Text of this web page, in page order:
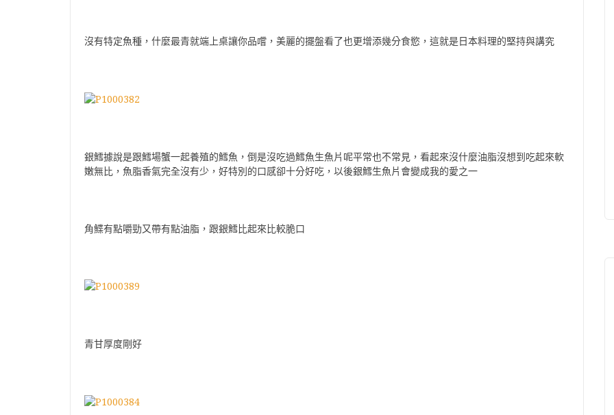
沒有特定魚種，什麼最青就端上桌讓你品嚐，美麗的擺盤看了也更增添幾分食慾，這就是日本料理的堅持與講究
銀鱈據說是跟鱈場蟹一起養殖的鱈魚，倒是沒吃過鱈魚生魚片呢平常也不常見，看起來沒什麼油脂沒想到吃起來軟
嫩無比，魚脂香氣完全沒有少，好特別的口感卻十分好吃，以後銀鱈生魚片會變成我的愛之一
角鰈有點嚼勁又帶有點油脂，跟銀鱈比起來比較脆口
青甘厚度剛好